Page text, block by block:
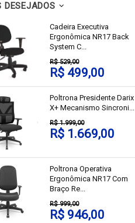
DESEJADOS
Cadeira Executiva
Ergonômica NR17 Back
System C...
R$ 529,00
R$ 499,00
Poltrona Presidente Darix
X+ Mecanismo Sincroni...
R$ 1.999,00
R$ 1.669,00
Poltrona Operativa
Ergonômica NR17 Com
Braço Re...
R$ 999,00
R$ 946,00